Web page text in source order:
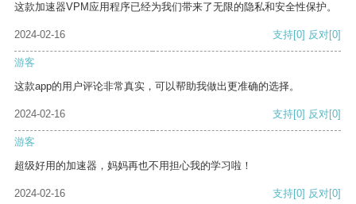
这款加速器VPM应用程序已经为我们带来了无限的隐私和安全性保护。
2024-02-16 支持[0] 反对[0]
游客
这款app的用户评论非常真实，可以帮助我做出更准确的选择。
2024-02-16 支持[0] 反对[0]
游客
超级好用的加速器，妈妈再也不用担心我的学习啦！
2024-02-16 支持[0] 反对[0]